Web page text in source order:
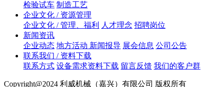
检验试车 制造工艺
企业文化 / 资源管理
企业文化 / 管理、福利
人才理念 招聘岗位
新闻资讯
企业动态 地方活动 新闻报导 展会信息 公司公告
联系我们 / 资料下载
联系方式 设备需求资料下载 留言反馈 我们的客户群
Copyright@2024 利威机械（嘉兴）有限公司 版权所有